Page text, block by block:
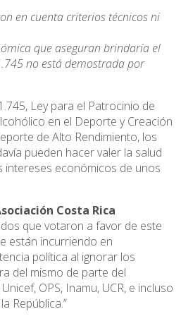
en cuenta criterios técnicos ni
que aseguran brindaría el
no está demostrada por
Ley para el Patrocinio de
en el Deporte y Creación
de Alto Rendimiento, los
pueden hacer valer la salud
intereses económicos de unos
Costa Rica
que votaron a favor de este
están incurriendo en
política al ignorar los
del mismo de parte del
OPS, Inamu, UCR, e incluso
República.”